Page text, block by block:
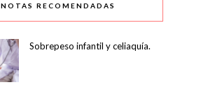
NOTAS RECOMENDADAS
Sobrepeso infantil y celiaquía.